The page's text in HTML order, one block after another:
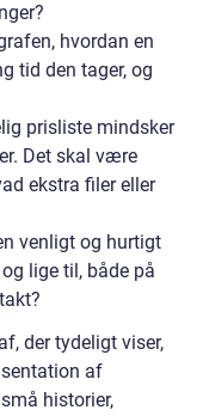
hvordan en
tid den tager, og
prisliste mindsker
Det skal være
ekstra filer eller
venligt og hurtigt
lige til, både på
der tydeligt viser,
af
historier,